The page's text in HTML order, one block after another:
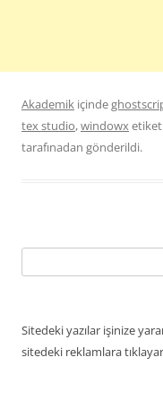
Akademik içinde
tex studio,windowx
tarafınadan gönderildi.
Sitedeki yazılar işinize
sitedeki reklamlara